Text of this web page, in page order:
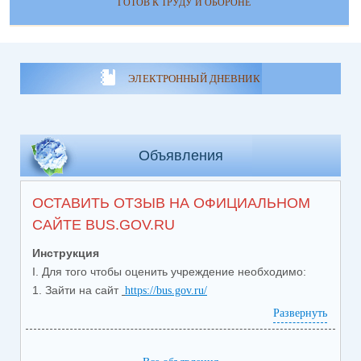
ГОТОВ К ТРУДУ И ОБОРОНЕ
ЭЛЕКТРОННЫЙ ДНЕВНИК
Объявления
ОСТАВИТЬ ОТЗЫВ НА ОФИЦИАЛЬНОМ
САЙТЕ BUS.GOV.RU
Инструкция
I. Для того чтобы оценить учреждение необходимо:
1. Зайти на сайт https://bus.gov.ru/
3. В разделе меню выбрать вкладку «Реестр
Развернуть